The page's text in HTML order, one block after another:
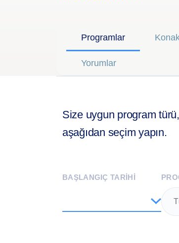
Programlar
Yorumlar
Size uygun program
aşağıdan seçim yapın.
BAŞLANGIÇ TARİHİ